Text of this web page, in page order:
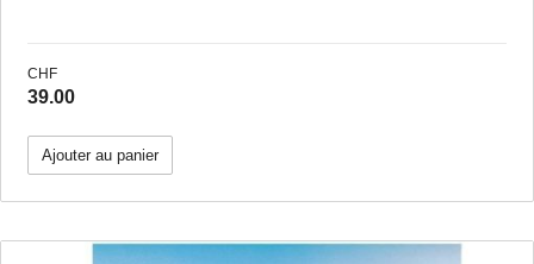
CHF
39.00
Ajouter au panier